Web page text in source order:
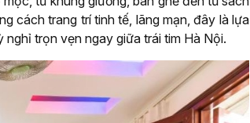
cách trang trí tinh tế, lãng mạn, đây là lựa
trọn vẹn ngay giữa trái tim Hà Nội.